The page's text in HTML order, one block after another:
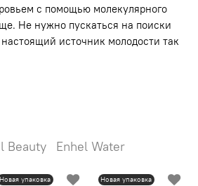
с помощью молекулярного
Не нужно пускаться на поиски
настоящий источник молодости так
Beauty Enhel Water
Новая упаковка Новая упаковка